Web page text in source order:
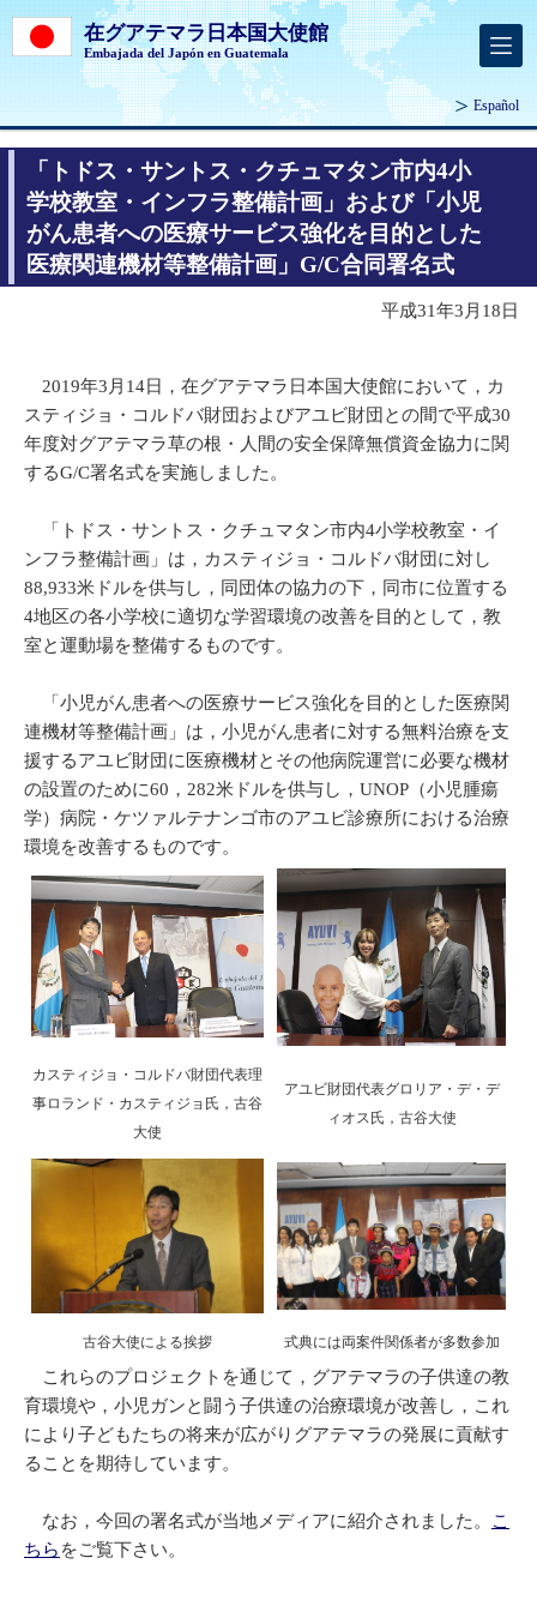
在グアテマラ日本国大使館
Embajada del Japón en Guatemala
Español
「トドス・サントス・クチュマタン市内4小
学校教室・インフラ整備計画」および「小児
がん患者への医療サービス強化を目的とした
医療関連機材等整備計画」G/C合同署名式
平成31年3月18日
2019年3月14日，在グアテマラ日本国大使館において，カ
スティジョ・コルドバ財団およびアユビ財団との間で平成30
年度対グアテマラ草の根・人間の安全保障無償資金協力に関
するG/C署名式を実施しました。
「トドス・サントス・クチュマタン市内4小学校教室・イ
ンフラ整備計画」は，カスティジョ・コルドバ財団に対し
88,933米ドルを供与し，同団体の協力の下，同市に位置する
4地区の各小学校に適切な学習環境の改善を目的として，教
室と運動場を整備するものです。
「小児がん患者への医療サービス強化を目的とした医療関
連機材等整備計画」は，小児がん患者に対する無料治療を支
援するアユビ財団に医療機材とその他病院運営に必要な機材
の設置のために60，282米ドルを供与し，UNOP（小児腫瘍
学）病院・ケツァルテナンゴ市のアユビ診療所における治療
環境を改善するものです。
カスティジョ・コルドバ財団代表理
事ロランド・カスティジョ氏，古谷
大使
アユビ財団代表グロリア・デ・デ
ィオス氏，古谷大使
古谷大使による挨拶 式典には両案件関係者が多数参加
これらのプロジェクトを通じて，グアテマラの子供達の教
育環境や，小児ガンと闘う子供達の治療環境が改善し，これ
により子どもたちの将来が広がりグアテマラの発展に貢献す
ることを期待しています。
なお，今回の署名式が当地メディアに紹介されました。
こ
ちら をご覧下さい。